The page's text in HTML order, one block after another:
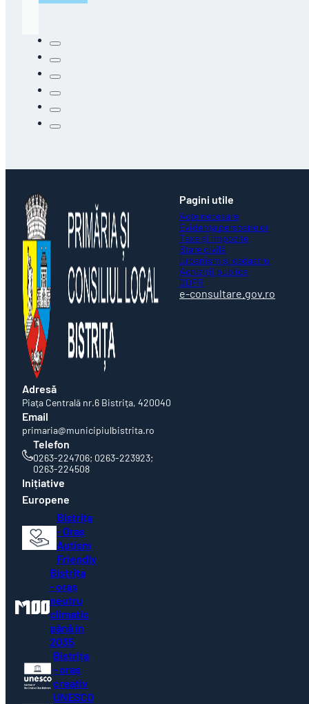
Adresă
Piaţa Centrală nr.6 Bistriţa, 420040
Email
primaria@municipiulbistrita.ro
Telefon
0263-224706; 0263-223923;
0263-224508
Pagini utile
Acte necesare
Evidența persoanelor
Taxe și impozite
Stare civilă
Urbanism și cadastru
Achiziții publice
GDPR
e-consultare.gov.ro
Inițiative
Europene
Bistrița
- Oraș
Autism
Friendly
Bistrița
- oraș
neutru
climatic
până în
2035
Bistrița
- oraș
creativ
UNESCO